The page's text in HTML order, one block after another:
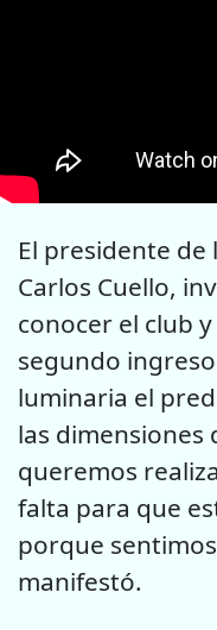
El presidente
Carlos Cuello,
conocer el club
segundo
luminaria el
las dimensiones
queremos
falta para que
porque
manifestó.